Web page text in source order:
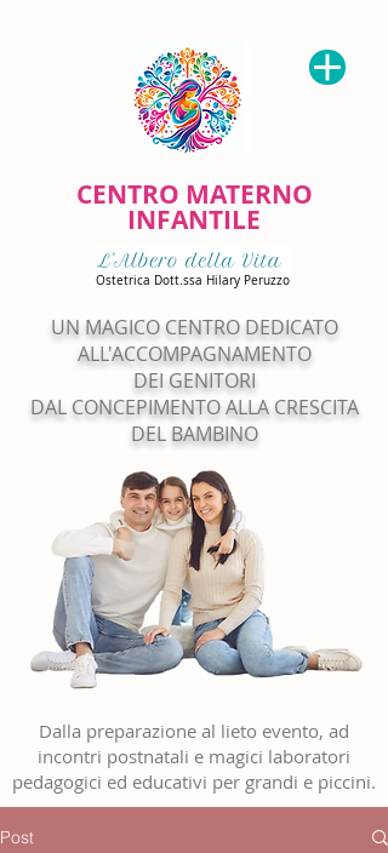
CENTRO MATERNO
INFANTILE
UN MAGICO CENTRO DEDICATO
ALL'ACCOMPAGNAMENTO
DEI GENITORI
DAL CONCEPIMENTO ALLA CRESCITA
DEL BAMBINO
Ostetrica Dott.ssa Hilary Peruzzo
Dalla preparazione al lieto evento, ad
incontri postnatali e magici laboratori
pedagogici ed educativi per grandi e piccini.
Post